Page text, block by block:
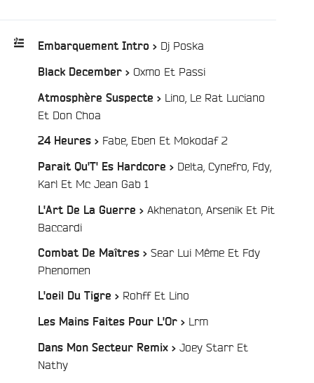
Playlist
:
Embarquement Intro > Dj Poska
Black December > Oxmo Et Passi/
Atmosphère Suspecte > Lino, Le Rat Luciano
Et Don Choa
24 Heures > Fabe, Eben Et Mokodaf 2
Parait Qu'T' Es Hardcore > Delta, Cynefro, Fdy,
Karl Et Mc Jean Gab 1
L'Art De La Guerre > Akhenaton, Arsenik Et Pit
Baccardi/
Combat De Maîtres > Sear Lui Même Et Fdy
Phenomen
L'oeil Du Tigre > Rohff Et Lino
Les Mains Faites Pour L'Or > Lrm/
Dans Mon Secteur Remix > Joey Starr Et
Nathy/